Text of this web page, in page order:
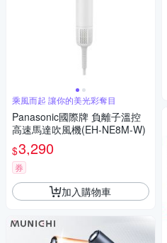
乘風而起 讓你的美光彩奪目
Panasonic國際牌 負離子溫控
高速馬達吹風機(EH-NE8M-W)
$3,290
券
加入購物車